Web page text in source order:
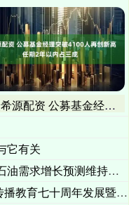
资 公募基金经理突破4100人再创新高 任期2年以内
它有关
求增长预测维持在每天
七十周年发展暨中外新闻